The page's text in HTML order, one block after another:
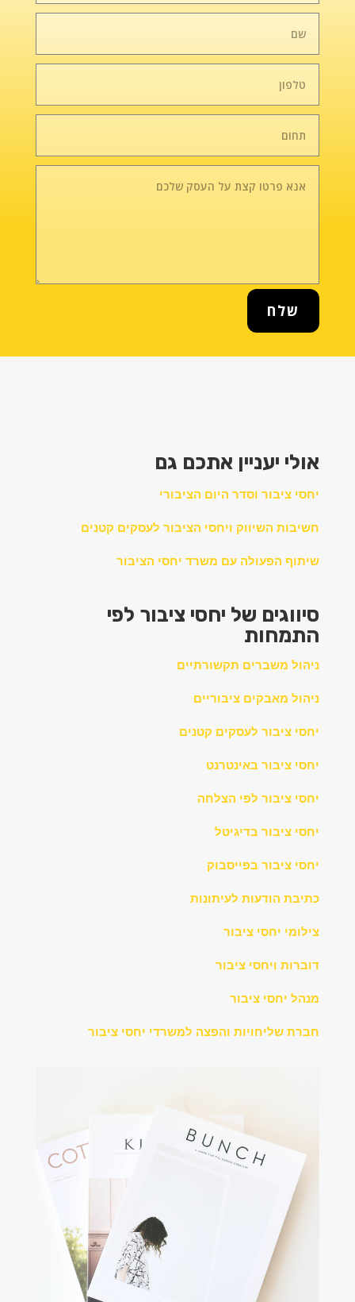
שלח
אולי יעניין אתכם גם
יחסי ציבור וסדר היום הציבורי
חשיבות השיווק ויחסי הציבור לעסקים קטנים
שיתוף הפעולה עם משרד יחסי הציבור
סיווגים של יחסי ציבור לפי
התמחות
ניהול משברים תקשורתיים
ניהול מאבקים ציבוריים
יחסי ציבור לעסקים קטנים
יחסי ציבור באינטרנט
יחסי ציבור לפי הצלחה
יחסי ציבור בדיגיטל
יחסי ציבור בפייסבוק
כתיבת הודעות לעיתונות
צילומי יחסי ציבור
דוברות ויחסי ציבור
מנהל יחסי ציבור
חברת שליחויות והפצה למשרדי יחסי ציבור